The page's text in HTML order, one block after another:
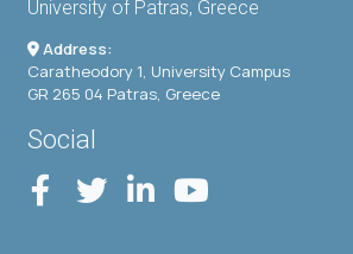
University of Patras, Greece
Address:
Caratheodory 1, University Campus
GR 265 04 Patras, Greece
Social